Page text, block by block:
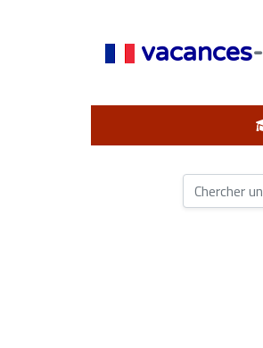
vacances-